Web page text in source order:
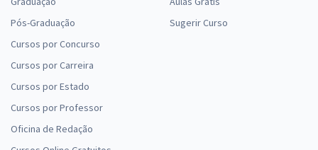
Pós-Graduação
Cursos por Concurso
Cursos por Carreira
Cursos por Estado
Cursos por Professor
Oficina de Redação
Sugerir Curso